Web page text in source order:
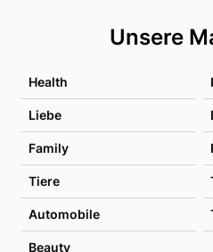
Unsere
Health
Liebe
Family
Tiere
Automobile
Beauty